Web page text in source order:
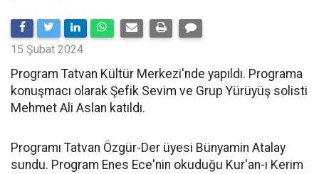
15 Şubat 2024
Program Tatvan Kültür Merkezi'nde yapıldı. Programa
konuşmacı olarak Şefik Sevim ve Grup Yürüyüş solisti
Mehmet Ali Aslan katıldı.
Programı Tatvan Özgür-Der üyesi Bünyamin Atalay
sundu. Program Enes Ece'nin okuduğu Kur'an-ı Kerim